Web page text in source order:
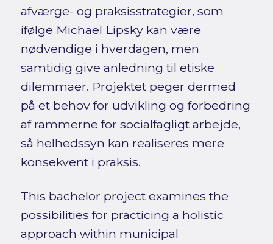
afværge- og praksisstrategier, som
ifølge Michael Lipsky kan være
nødvendige i hverdagen, men
samtidig give anledning til etiske
dilemmaer. Projektet peger dermed
på et behov for udvikling og forbedring
af rammerne for socialfagligt arbejde,
så helhedssyn kan realiseres mere
konsekvent i praksis.
This bachelor project examines the
possibilities for practicing a holistic
approach within municipal